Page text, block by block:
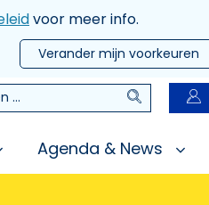
voor meer info.
Verander mijn voorkeuren
Zoeken
Agenda & News